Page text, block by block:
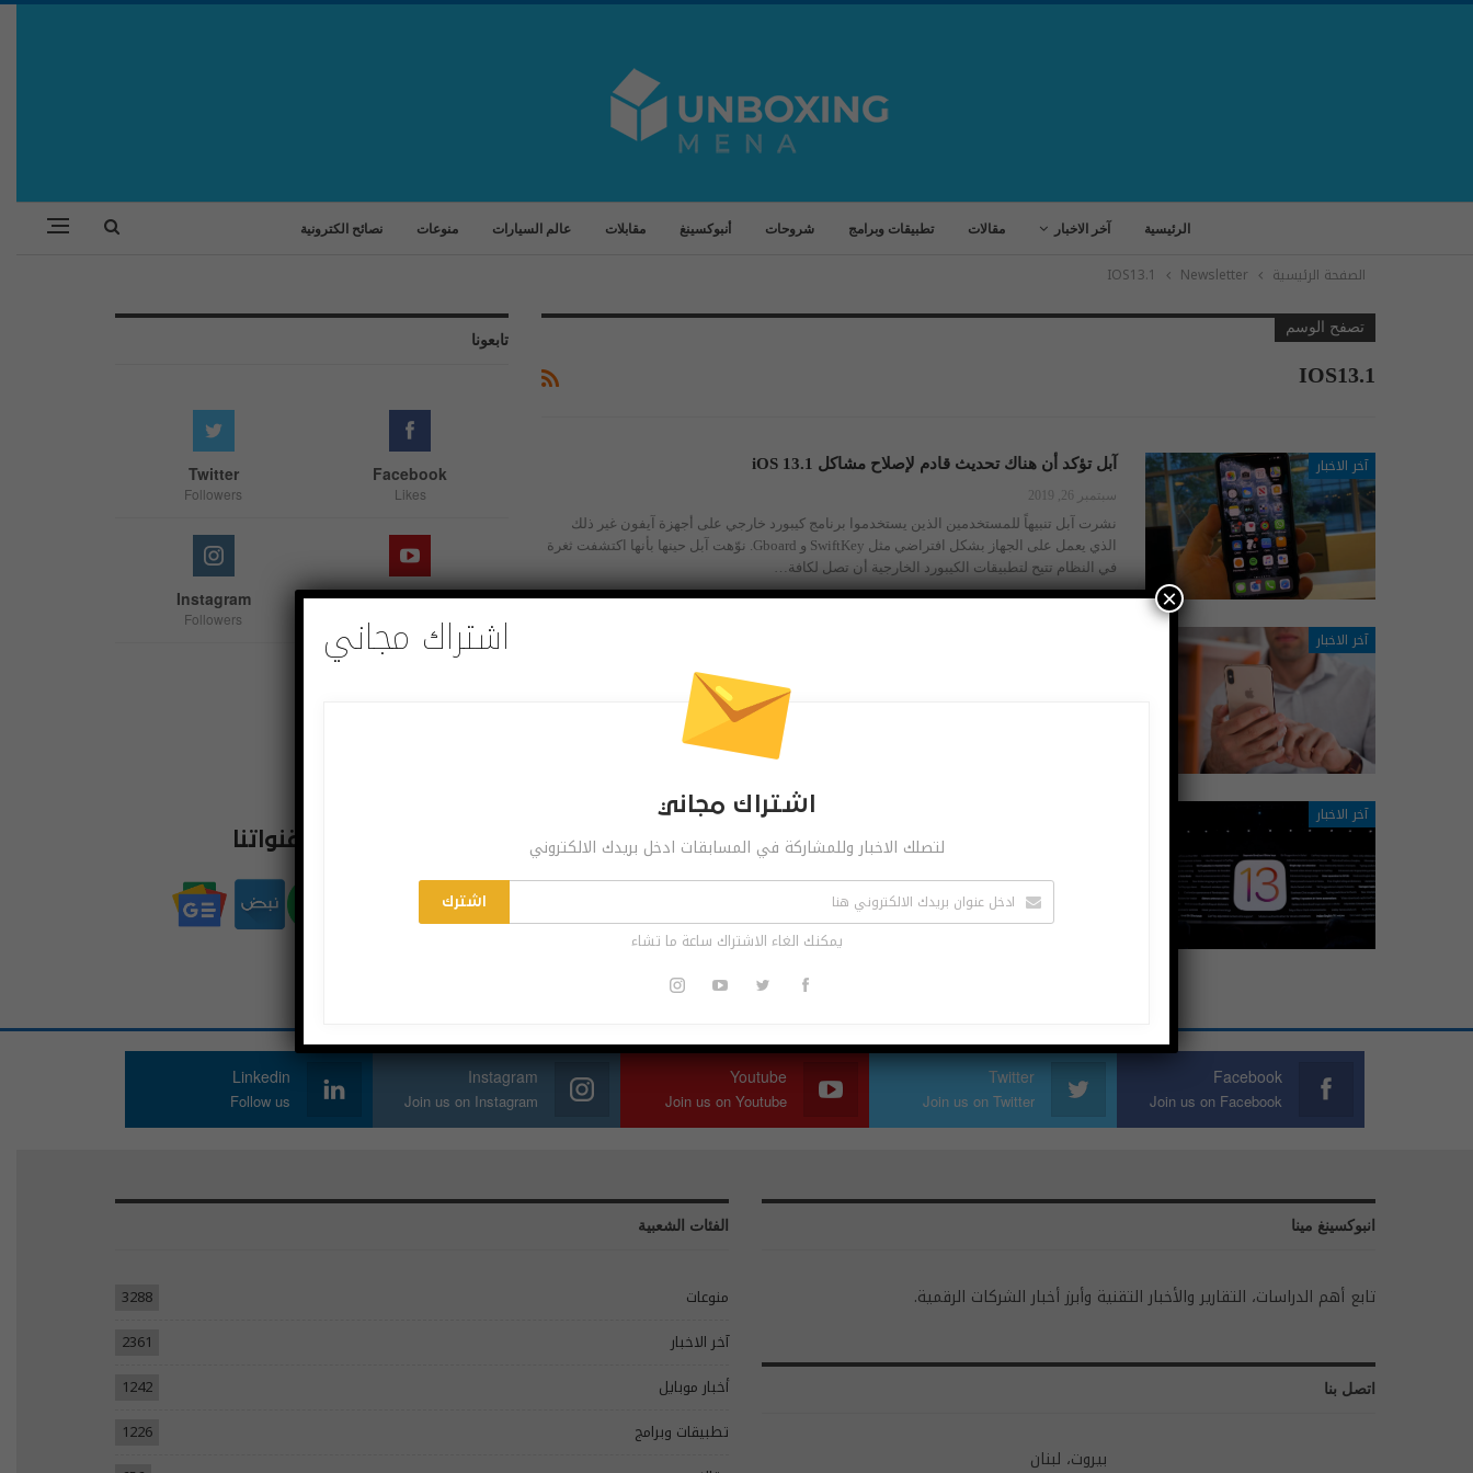
الرئيسية آخر الاخبار مقالات تطبيقات وبرامج شروحات أنبوكسينغ مقابلات عالم السيارات منوعات نصائح الكترونية
الصفحة الرئيسية Newsletter
IOS13.1
تصفح الوسم
IOS13.1
آخر الاخبار آبل تؤكد أن هناك تحديث قادم لإصلاح مشاكل iOS 13.1
سبتمبر 26, 2019
نشرت آبل تنبيهاً للمستخدمين الذين يستخدموا برنامج كيبورد خارجي على أجهزة آيفون غير ذلك
الذي يعمل على الجهاز بشكل افتراضي مثل SwiftKey و Gboard.
نوّهت آبل حينها بأنها اكتشفت ثغرة
في النظام تتيح لتطبيقات الكيبورد الخارجية أن تصل لكافة
آخر الاخبار
رغم أن آبل تزعُم أنها تتبع نهج “المستخدم أولاً” في سياساتها الداخلية والخارجية إلا أننا لا ننكر أن
الشركة لديها بعض الممارسات التي قد لا تكون كذلك وآبل بالفعل قد مرّت بعدد من المواقف التي
…
آخر الاخبار
المتوقع لطرحها الإصدار الرسمي من نظامها التشغيلي (iOS 13).
تابعونا
Facebook
Likes
Twitter
Followers
Youtube
Subscribers
Instagram
Followers
اشترك بقنواتنا
Facebook
Join us on Facebook
Twitter
Join us on Twitter
Youtube
Join us on Youtube
Instagram
Join us on Instagram
Linkedin
Follow us
انبوكسينغ مينا
تابع أهم الدراسات، التقارير والأخبار التقنية وأبرز أخبار الشركات الرقمية.
اتصل بنا
بيروت، لبنان
الفئات الشعبية
منوعات
3288
آخر الاخبار
2361
أخبار موبايل
1242
تطبيقات وبرامج
1226
اشتراك مجاني
اشتراك مجاني
لتصلك الاخبار وللمشاركة في المسابقات ادخل بريدك الالكتروني
اشترك
يمكنك الغاء الاشتراك ساعة ما تشاء
×